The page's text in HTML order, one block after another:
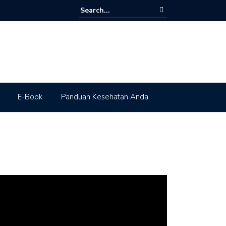
E-Book Panduan Kesehatan Anda